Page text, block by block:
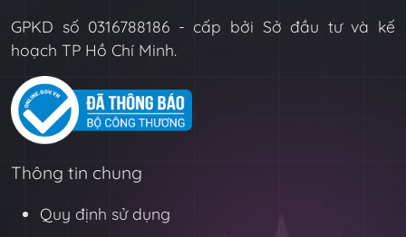
GPKD số 0316788186 - cấp bởi Sở đầu tư và kế
hoạch TP Hồ Chí Minh.
Thông tin chung
Quy định sử dụng